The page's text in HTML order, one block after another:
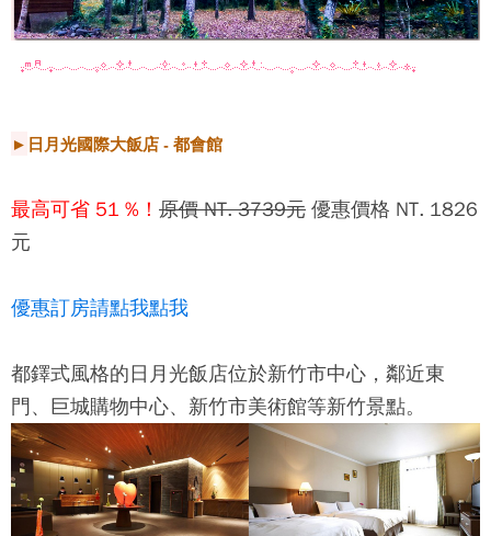
► 日月光國際大飯店 - 都會館
最高可省 51 %！ 原價 NT. 3739元 優惠價格 NT. 1826
元
優惠訂房請點我點我
都鐸式風格的日月光飯店位於新竹市中心，鄰近東
門、巨城購物中心、新竹市美術館等新竹景點。